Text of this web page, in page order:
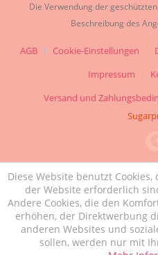
Die Verwendung der
Beschreibung des
AGB Cookie-Einstellungen
Impressum
Versand und
Diese Website benutzt
der Website erforderlich
Andere Cookies, die den
erhöhen, der Direktwerbung
anderen Websites und
sollen, werden nur mit